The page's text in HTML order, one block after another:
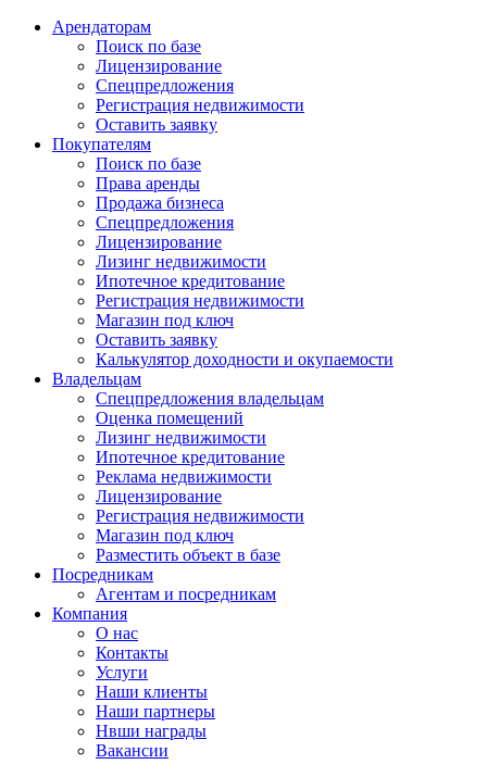
Арендаторам
Поиск по базе
Лицензирование
Спецпредложения
Регистрация недвижимости
Оставить заявку
Покупателям
Поиск по базе
Права аренды
Продажа бизнеса
Спецпредложения
Лицензирование
Лизинг недвижимости
Ипотечное кредитование
Регистрация недвижимости
Магазин под ключ
Оставить заявку
Калькулятор доходности и окупаемости
Владельцам
Спецпредложения владельцам
Оценка помещений
Лизинг недвижимости
Ипотечное кредитование
Реклама недвижимости
Лицензирование
Регистрация недвижимости
Магазин под ключ
Разместить объект в базе
Посредникам
Агентам и посредникам
Компания
О нас
Контакты
Услуги
Наши клиенты
Наши партнеры
Нвши награды
Вакансии